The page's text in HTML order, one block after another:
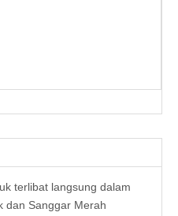
terlibat langsung dalam
dan Sanggar Merah